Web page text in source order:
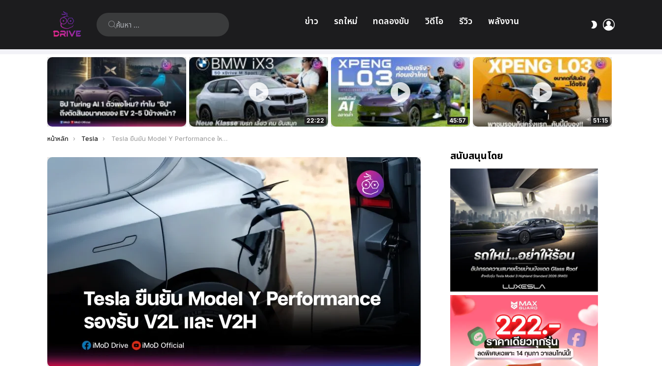
ค้นหา: ข่าว รถใหม่ ทดลองขับ วิดีโอ รีวิว พลังงาน
สลับ
เรื่อง
ล่าสุด
22:22 45:57 51:15
คุณอยู่ที่นี่:
หน้าหลัก Tesla Tesla ยืนยัน Model Y Performance ใหม่ รองรับการชาร์จแบบ V2L และ V2H
สนับสนุนโดย